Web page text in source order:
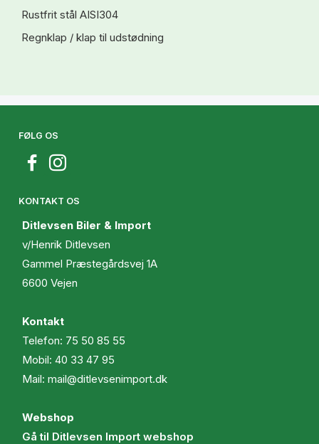
Rustfrit stål AISI304
Regnklap / klap til udstødning
FØLG OS
KONTAKT OS
Ditlevsen Biler & Import
v/Henrik Ditlevsen
Gammel Præstegårdsvej 1A
6600 Vejen
Kontakt
Telefon: 75 50 85 55
Mobil: 40 33 47 95
Mail: mail@ditlevsenimport.dk
Webshop
Gå til Ditlevsen Import webshop